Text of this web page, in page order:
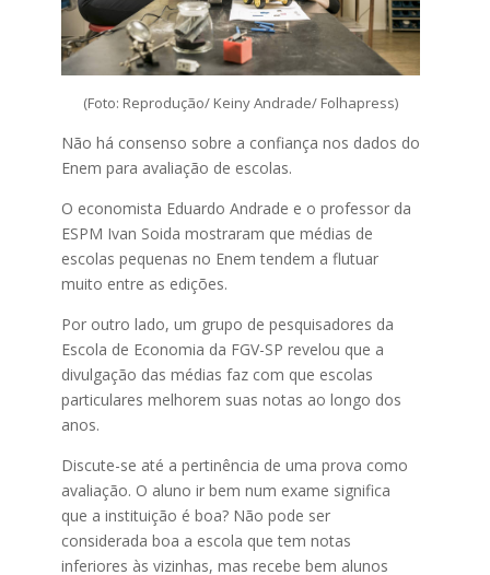
(Foto: Reprodução/ Keiny Andrade/ Folhapress)
Não há consenso sobre a confiança nos dados do
Enem para avaliação de escolas.
O economista Eduardo Andrade e o professor da
ESPM Ivan Soida mostraram que médias de
escolas pequenas no Enem tendem a flutuar
muito entre as edições.
Por outro lado, um grupo de pesquisadores da
Escola de Economia da FGV-SP revelou que a
divulgação das médias faz com que escolas
particulares melhorem suas notas ao longo dos
anos.
Discute-se até a pertinência de uma prova como
avaliação. O aluno ir bem num exame significa
que a instituição é boa? Não pode ser
considerada boa a escola que tem notas
inferiores às vizinhas, mas recebe bem alunos